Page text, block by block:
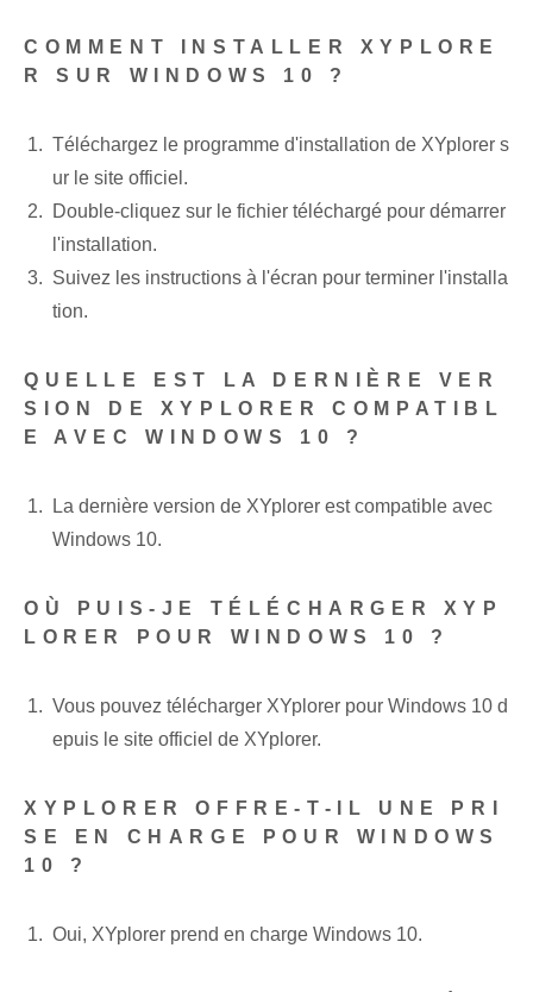
COMMENT INSTALLER XYPLORE
R SUR WINDOWS 10 ?
Téléchargez le programme d'installation de XYplorer s
ur le site officiel.
Double-cliquez sur le fichier téléchargé pour démarrer
l'installation.
Suivez les instructions à l'écran pour terminer l'installa
tion.
QUELLE EST LA DERNIÈRE VER
SION DE XYPLORER COMPATIBL
E AVEC WINDOWS 10 ?
La dernière version de XYplorer est compatible avec
Windows 10.
OÙ PUIS-JE TÉLÉCHARGER XYP
LORER POUR WINDOWS 10 ?
Vous pouvez télécharger XYplorer pour Windows 10 d
epuis le site officiel de XYplorer.
XYPLORER OFFRE-T-IL UNE PRI
SE EN CHARGE POUR WINDOWS
10 ?
Oui, XYplorer prend en charge Windows 10.